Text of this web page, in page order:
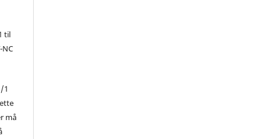
til
NC
1
må